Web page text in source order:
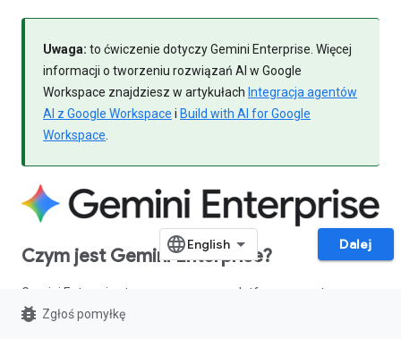
Uwaga: to ćwiczenie dotyczy Gemini Enterprise. Więcej
informacji o tworzeniu rozwiązań AI w Google
Workspace znajdziesz w artykułach Integracja agentów
AI z Google Workspace i Build with AI for Google
Workspace
Czym jest Gemini Enterprise?
Gemini Enterprise to zaawansowana platforma agentowa,
która zapewnia wszystkim pracownikom dostęp do
Dalej
bug_report Zgłoś pomyłkę